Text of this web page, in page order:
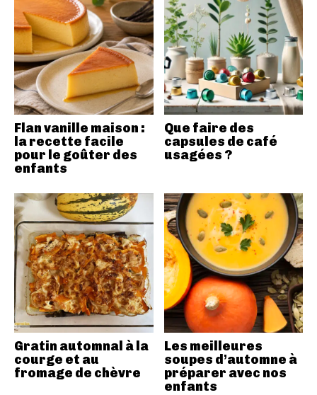
Flan vanille maison :
la recette facile
pour le goûter des
enfants
Que faire des
capsules de café
usagées ?
Gratin automnal à la
courge et au
fromage de chèvre
Les meilleures
soupes d’automne à
préparer avec nos
enfants